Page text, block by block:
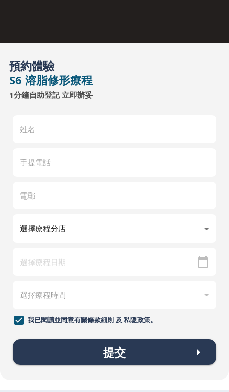
預約體驗
S6 溶脂修形療程
1分鐘自助登記 立即辦妥
我已閱讀並同意有關條款細則及 私隱政策。
提交